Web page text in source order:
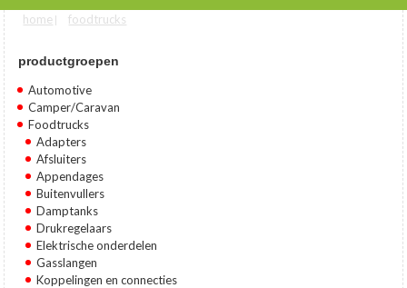
U bent hier
home | foodtrucks
productgroepen
Automotive
Camper/Caravan
Foodtrucks
Adapters
Afsluiters
Appendages
Buitenvullers
Damptanks
Drukregelaars
Elektrische onderdelen
Gasslangen
Koppelingen en connecties